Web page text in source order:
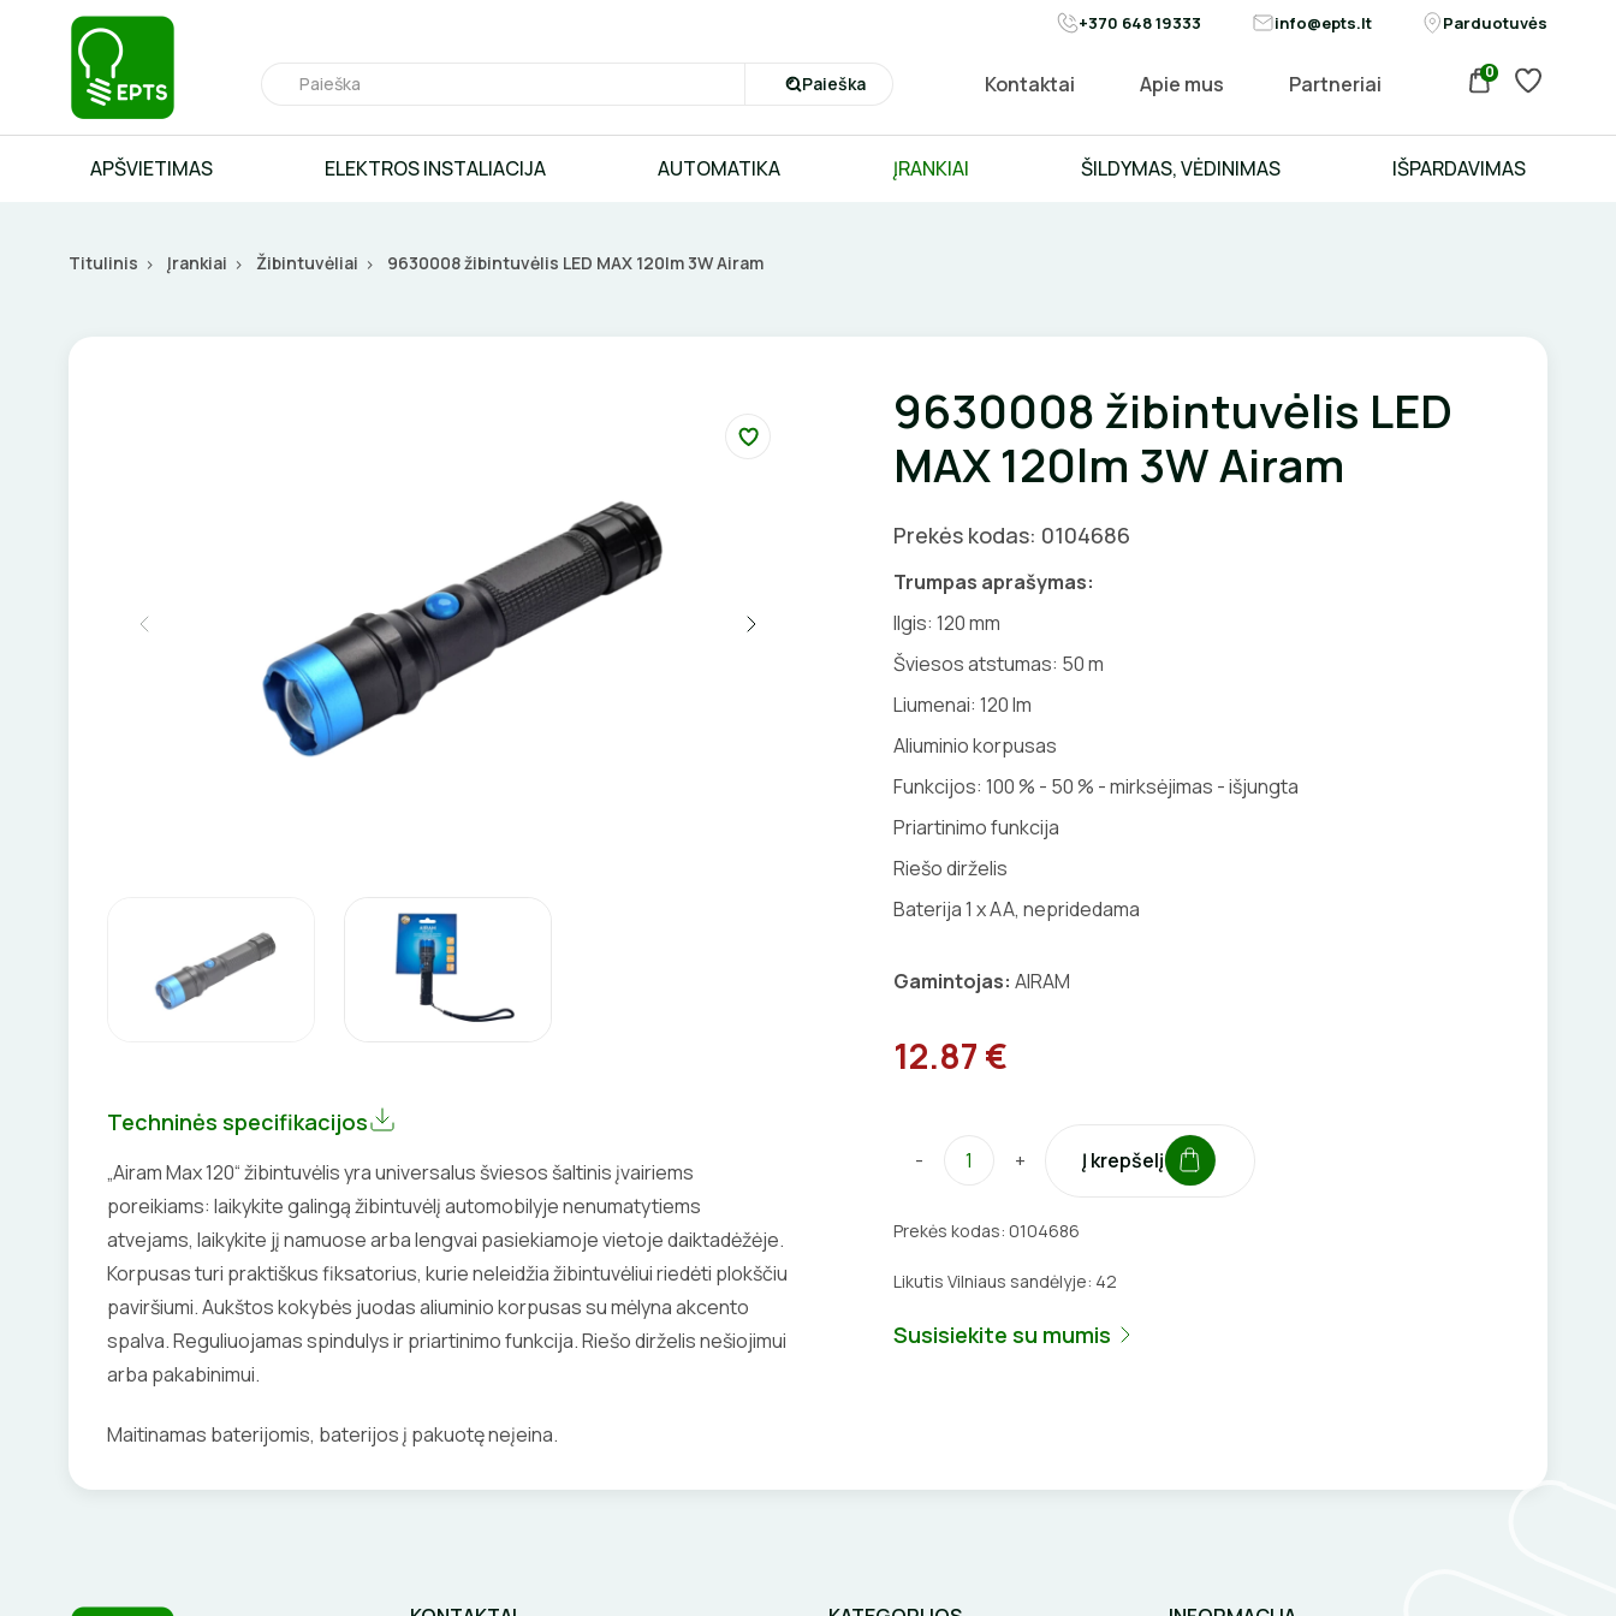
+370 648 19333 info@epts.lt Parduotuvės
Paieška Kontaktai Apie mus Partneriai 0
APŠVIETIMAS ELEKTROS INSTALIACIJA AUTOMATIKA ĮRANKIAI ŠILDYMAS, VĖDINIMAS IŠPARDAVIMAS
Titulinis Įrankiai Žibintuvėliai 9630008 žibintuvėlis LED MAX 120lm 3W Airam
Techninės specifikacijos
„Airam Max 120“ žibintuvėlis yra universalus šviesos šaltinis įvairiems
poreikiams: laikykite galingą žibintuvėlį automobilyje nenumatytiems
atvejams, laikykite jį namuose arba lengvai pasiekiamoje vietoje daiktadėžėje.
Korpusas turi praktiškus fiksatorius, kurie neleidžia žibintuvėliui riedėti plokščiu
paviršiumi. Aukštos kokybės juodas aliuminio korpusas su mėlyna akcento
spalva. Reguliuojamas spindulys ir priartinimo funkcija. Riešo dirželis nešiojimui
arba pakabinimui.
Maitinamas baterijomis, baterijos į pakuotę neįeina.
9630008 žibintuvėlis LED
MAX 120lm 3W Airam
Prekės kodas: 0104686
Trumpas aprašymas:
Ilgis: 120 mm
Šviesos atstumas: 50 m
Liumenai: 120 lm
Aliuminio korpusas
Funkcijos: 100 % - 50 % - mirksėjimas - išjungta
Priartinimo funkcija
Riešo dirželis
Baterija 1 x AA, nepridedama
Gamintojas: AIRAM
12.87 €
- + Į krepšelį
Prekės kodas: 0104686
Likutis Vilniaus sandėlyje: 42
Susisiekite su mumis